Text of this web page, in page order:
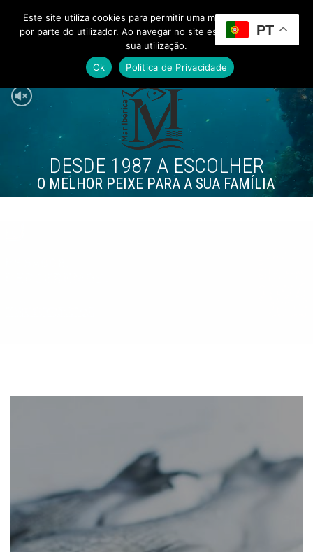
Toggle Menu
O MELHOR PEIXE PARA A SUA FAMÍLIA
DESDE 1987 A ESCOLHER
PT
Este site utiliza cookies para permitir uma melhor experiência
por parte do utilizador. Ao navegar no site estará a consentir a
sua utilização.
Ok
Politica de Privacidade